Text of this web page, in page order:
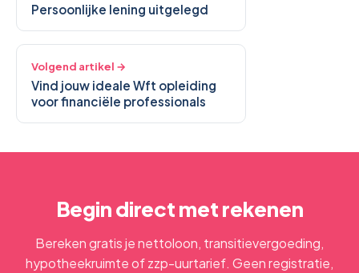
Persoonlijke lening uitgelegd
Volgend artikel →
Vind jouw ideale Wft opleiding
voor financiële professionals
Begin direct met rekenen
Bereken gratis je nettoloon, transitievergoeding,
hypotheekruimte of zzp-uurtarief. Geen registratie,